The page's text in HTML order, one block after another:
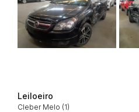
Leiloeiro
Cleber Melo (1)